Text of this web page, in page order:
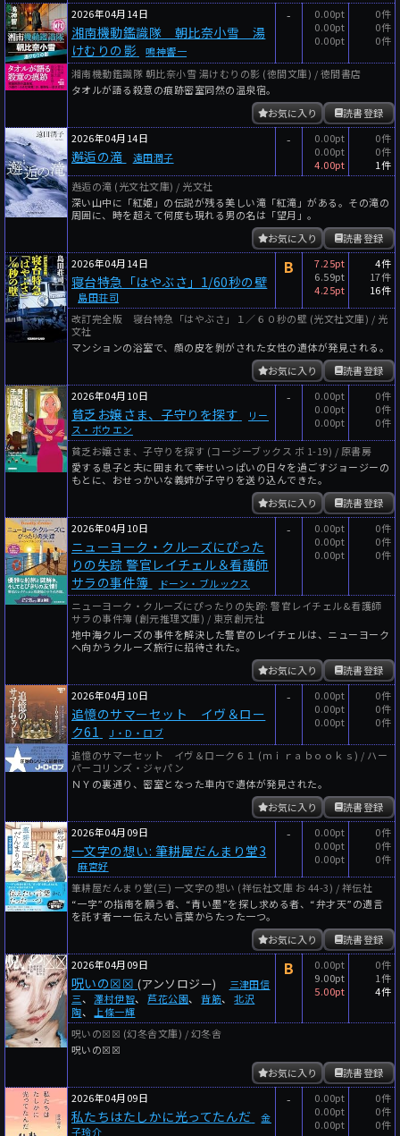
2026年04月14日
湘南機動鑑識隊 朝比奈小雪 湯
けむりの影
鳴神響一
-
0.00pt
0.00pt
0.00pt
0件
0件
0件
湘南機動鑑識隊 朝比奈小雪 湯けむりの影 (徳間文庫) / 徳間書店
タオルが語る殺意の痕跡密室同然の温泉宿。
読書登録
お気に入り
2026年04月14日
邂逅の滝 遠田潤子
-
0.00pt
0.00pt
4.00pt
0件
0件
1件
邂逅の滝 (光文社文庫) / 光文社
深い山中に「紅姫」の伝説が残る美しい滝「紅滝」がある。その滝の
周囲に、時を超えて何度も現れる男の名は「望月」。
読書登録
お気に入り
2026年04月14日
寝台特急「はやぶさ」1/60秒の壁
島田荘司
B
7.25pt
6.59pt
4.25pt
4件
17件
16件
改訂完全版 寝台特急「はやぶさ」１／６０秒の壁 (光文社文庫) / 光
文社
マンションの浴室で、顔の皮を剝がされた女性の遺体が発見される。
読書登録
お気に入り
2026年04月10日
貧乏お嬢さま、子守りを探す
リー
ス・ボウエン
-
0.00pt
0.00pt
0.00pt
0件
0件
0件
貧乏お嬢さま、子守りを探す (コージーブックス ボ 1-19) / 原書房
愛する息子と夫に囲まれて幸せいっぱいの日々を過ごすジョージーの
もとに、おせっかいな義姉が子守りを送り込んできた。
読書登録
お気に入り
2026年04月10日
ニューヨーク・クルーズにぴった
りの失踪 警官レイチェル＆看護師
サラの事件簿
ドーン・ブルックス
-
0.00pt
0.00pt
0.00pt
0件
0件
0件
ニューヨーク・クルーズにぴったりの失踪: 警官レイチェル&看護師
サラの事件簿 (創元推理文庫) / 東京創元社
地中海クルーズの事件を解決した警官のレイチェルは、ニューヨーク
へ向かうクルーズ旅行に招待された。
読書登録
お気に入り
2026年04月10日
追憶のサマーセット イヴ＆ロー
ク61
J・D・ロブ
-
0.00pt
0.00pt
0.00pt
0件
0件
0件
追憶のサマーセット イヴ＆ローク６１ (ｍｉｒａｂｏｏｋｓ) / ハー
パーコリンズ・ジャパン
ＮＹの裏通り、密室となった車内で遺体が発見された。
読書登録
お気に入り
2026年04月09日
一文字の想い: 筆耕屋だんまり堂3
麻宮好
-
0.00pt
0.00pt
0.00pt
0件
0件
0件
筆耕屋だんまり堂(三) 一文字の想い (祥伝社文庫 お 44-3) / 祥伝社
“一字”の指南を願う者、“青い墨”を探し求める者、“弁才天”の遺言
を託す者ーー伝えたい言葉からたった一つ。
読書登録
お気に入り
2026年04月09日
呪いの☒☒ (アンソロジー)
三津田信
三、澤村伊智、芦花公園、背筋、北沢
陶、 上條一輝
B
0.00pt
9.00pt
5.00pt
0件
1件
4件
呪いの☒☒ (幻冬舎文庫) / 幻冬舎
呪いの☒☒
読書登録
お気に入り
2026年04月09日
私たちはたしかに光ってたんだ
金
子玲介
-
0.00pt
0.00pt
0.00pt
0件
0件
0件